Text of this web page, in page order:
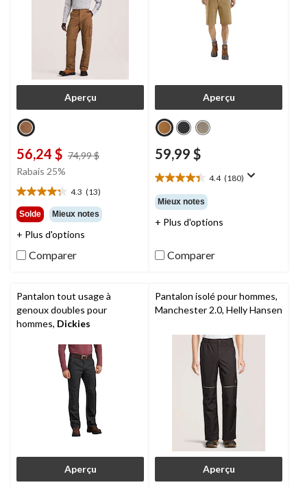
Aperçu
56,24 $ 74,99 $
Rabais 25%
4.3 (13)
4.3
étoile(s)
sur
5.
13
évaluations
Solde Mieux notes
+ Plus d'options
Comparer
Aperçu
59,99 $
4.4 (180)
4.4
étoile(s)
sur
5.
évaluations
Mieux notes
+ Plus d'options
Comparer
Pantalon tout usage à
genoux doubles pour
hommes, Dickies
Aperçu
Pantalon isolé pour hommes,
Manchester 2.0, Helly Hansen
Aperçu